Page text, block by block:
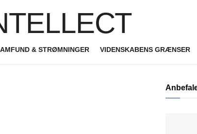
& STRØMNINGER VIDENSKABENS GRÆNSER